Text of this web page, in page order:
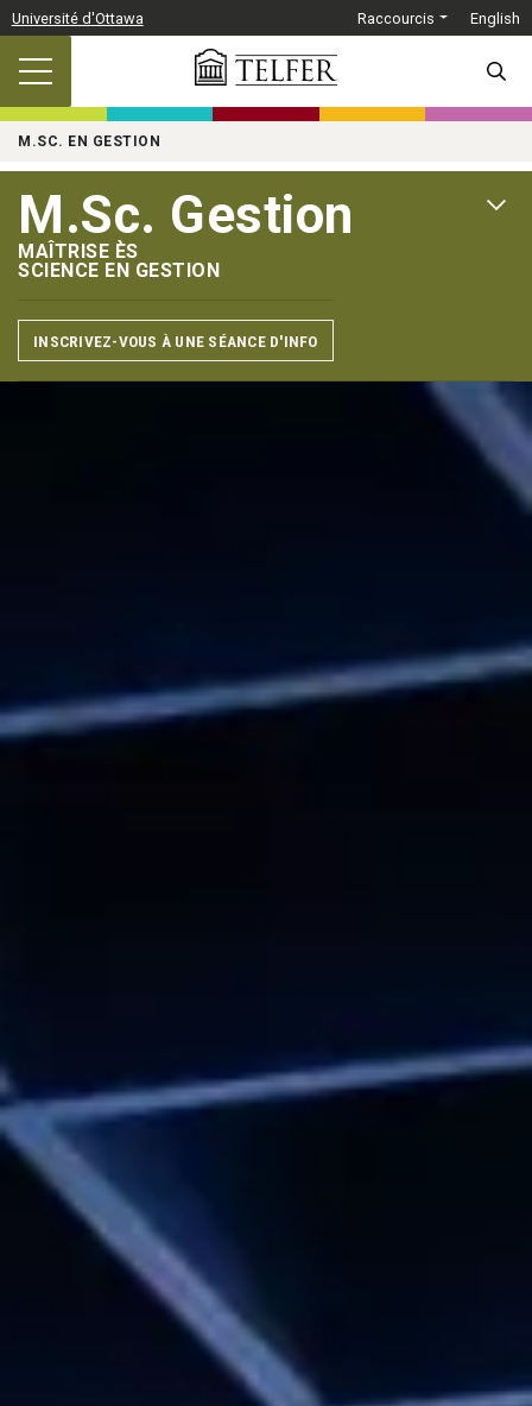
Passer au contenu principal
Université d'Ottawa Raccourcis English
M.SC. EN GESTION
M.Sc. Gestion
MAÎTRISE ÈS
SCIENCE EN GESTION
INSCRIVEZ-VOUS À UNE SÉANCE D'INFO